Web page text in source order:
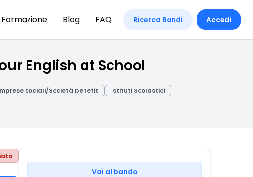
Formazione Blog FAQ Ricerca Bandi Accedi
English at School
sociali/Società benefit
Istituti Scolastici
Vai al bando